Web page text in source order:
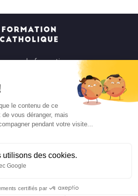
le contenu de ce
vous déranger, mais
pendant votre visite...
des cookies.
Google
certifiés par
de formation
spirituels
et paroisses
légales